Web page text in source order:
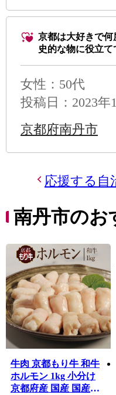
京都は大好きで
史的な物に役立て
女性：50代
投稿日：2023年
京都府南丹市
応援する自
南丹市のお
牛肉 京都もり牛 和牛
ホルモン 1kg 小分け
京都府産 国産 国産牛